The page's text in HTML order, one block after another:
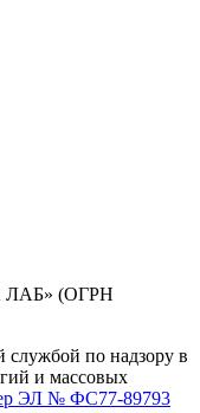
ЛАБ» (ОГРН
службой по надзору в
и массовых
ЭЛ № ФС77-89793